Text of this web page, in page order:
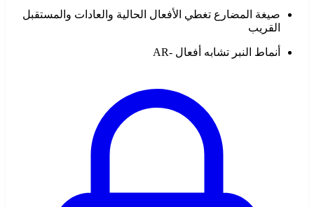
صيغة المضارع تغطي الأفعال الحالية والعادات والمستقبل
القريب
أنماط النبر تشابه أفعال -AR